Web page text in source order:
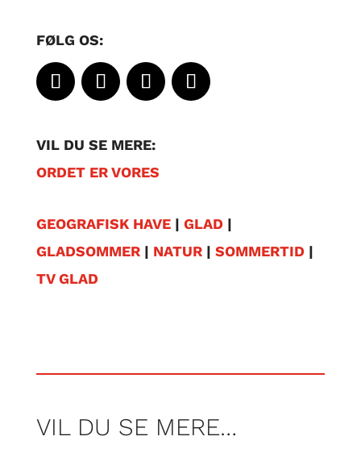
FØLG OS:
VIL DU SE MERE:
ORDET ER VORES
GEOGRAFISK HAVE| GLAD |
GLADSOMMER| NATUR| SOMMERTID |
TV GLAD
VIL DU SE MERE…